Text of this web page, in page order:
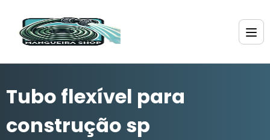
Tubo flexível para
construção sp